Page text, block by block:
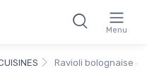
Menu
Ravioli bolognaise